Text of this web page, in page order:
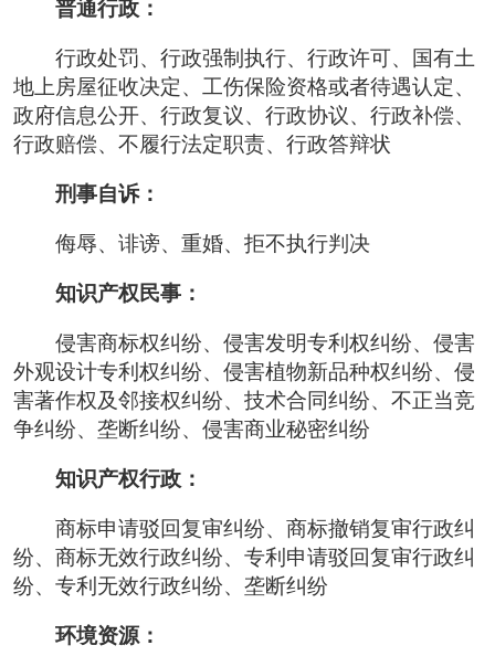
普通行政：
行政处罚、行政强制执行、行政许可、国有土
地上房屋征收决定、工伤保险资格或者待遇认定、
政府信息公开、行政复议、行政协议、行政补偿、
行政赔偿、不履行法定职责、行政答辩状
刑事自诉：
侮辱、诽谤、重婚、拒不执行判决
知识产权民事：
侵害商标权纠纷、侵害发明专利权纠纷、侵害
外观设计专利权纠纷、侵害植物新品种权纠纷、侵
害著作权及邻接权纠纷、技术合同纠纷、不正当竞
争纠纷、垄断纠纷、侵害商业秘密纠纷
知识产权行政：
商标申请驳回复审纠纷、商标撤销复审行政纠
纷、商标无效行政纠纷、专利申请驳回复审行政纠
纷、专利无效行政纠纷、垄断纠纷
环境资源：